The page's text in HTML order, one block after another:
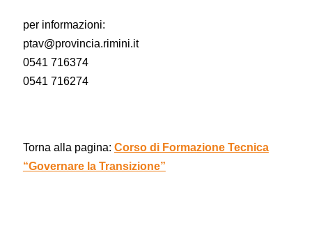
per informazioni:
ptav@provincia.rimini.it
0541 716374
0541 716274
Torna alla pagina: Corso di Formazione Tecnica
“Governare la Transizione”